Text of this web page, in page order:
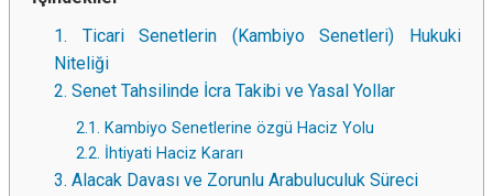
1. Ticari Senetlerin (Kambiyo Senetleri) Hukuki
Niteliği
2. Senet Tahsilinde İcra Takibi ve Yasal Yollar
2.1. Kambiyo Senetlerine özgü Haciz Yolu
2.2. İhtiyati Haciz Kararı
3. Alacak Davası ve Zorunlu Arabuluculuk Süreci